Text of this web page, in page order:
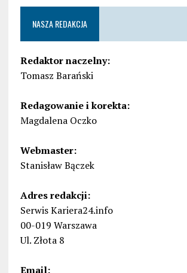
NASZA REDAKCJA
Redaktor naczelny:
Tomasz Barański
Redagowanie i korekta:
Magdalena Oczko
Webmaster:
Stanisław Bączek
Adres redakcji:
Serwis Kariera24.info
00-019 Warszawa
Ul. Złota 8
Email: